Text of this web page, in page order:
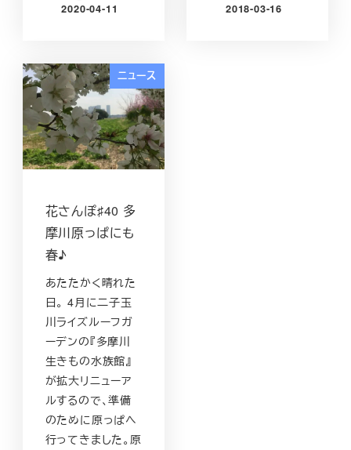
投稿日
2020-04-11
投稿日
2018-03-16
ニュース
花さんぽ♯40 多
摩川原っぱにも
春♪
あたたかく晴れた
日。 4月に二子玉
川ライズルーフガ
ーデンの『多摩川
生きもの水族館』
が拡大リニューア
ルするので、準備
のために原っぱへ
行ってきました。原